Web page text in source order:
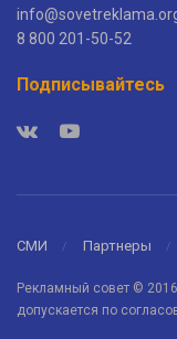
8 800 201-50-52
Подписывайтесь
СМИ Партнеры
Рекламный совет ©
допускается по